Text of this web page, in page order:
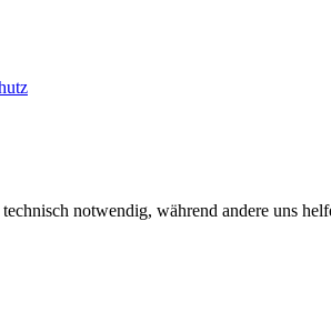
notwendig, während andere uns